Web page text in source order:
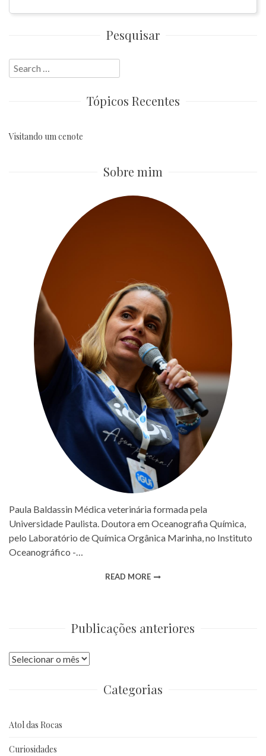
Pesquisar
Search
for:
Tópicos Recentes
Visitando um cenote
Sobre mim
Paula Baldassin Médica veterinária formada pela
Universidade Paulista. Doutora em Oceanografia Química,
pelo Laboratório de Química Orgânica Marinha, no Instituto
Oceanográfico -…
READ MORE
Publicações anteriores
Publicações
Categorias
Atol das Rocas
Curiosidades